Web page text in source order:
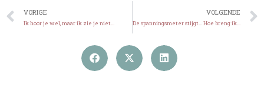
VORIGE
Ik hoor je wel, maar ik zie je niet…
VOLGENDE
De spanningsmeter stijgt… Hoe breng ik mijn kind weer tot rust?